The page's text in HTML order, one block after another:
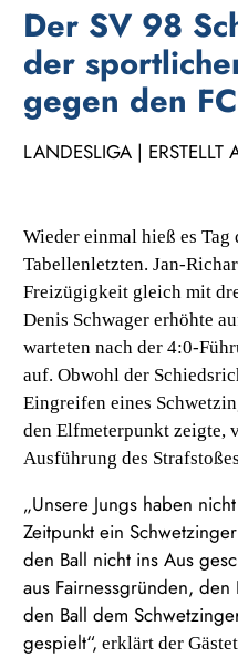
Der SV 98
der
gegen den
LANDESLIGA |
Wieder einmal hieß es
Tabellenletzten. Jan-
Freizügigkeit gleich mit
Denis Schwager erhöhte
warteten nach der 4:0-
auf. Obwohl der
Eingreifen eines
den Elfmeterpunkt zeigte,
Ausführung des
„Unsere Jungs haben
Zeitpunkt ein
den Ball nicht ins Aus
aus Fairnessgründen,
den Ball dem
gespielt“, erklärt der